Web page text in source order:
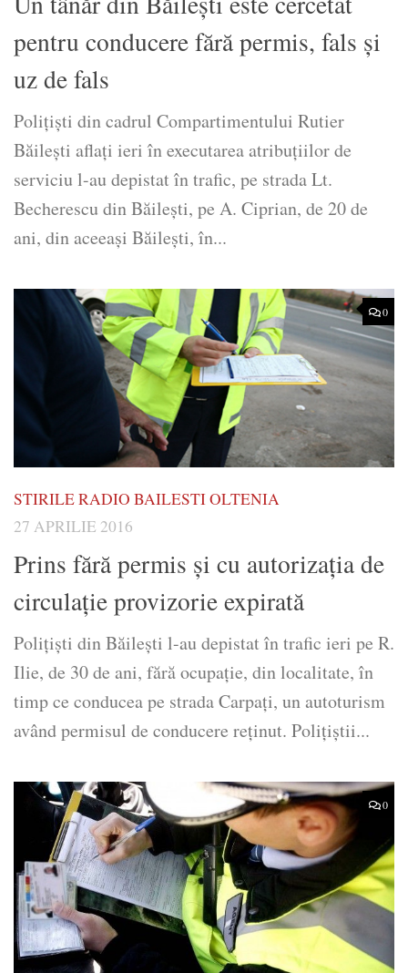
pentru conducere fără permis, fals și
uz de fals
Polițiști din cadrul Compartimentului Rutier
Băilești aflați ieri în executarea atribuțiilor de
serviciu l-au depistat în trafic, pe strada Lt.
Becherescu din Băilești, pe A. Ciprian, de 20 de
ani, din aceeaşi Băileşti, în...
0
STIRILE RADIO BAILESTI OLTENIA
27 APRILIE 2016
Prins fără permis şi cu autorizația de
circulație provizorie expirată
Poliţişti din Băileşti l-au depistat în trafic ieri pe R.
Ilie, de 30 de ani, fără ocupaţie, din localitate, în
timp ce conducea pe strada Carpaţi, un autoturism
având permisul de conducere reţinut. Polițiștii...
0